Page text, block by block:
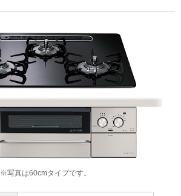
※写真は60cmタイプです。